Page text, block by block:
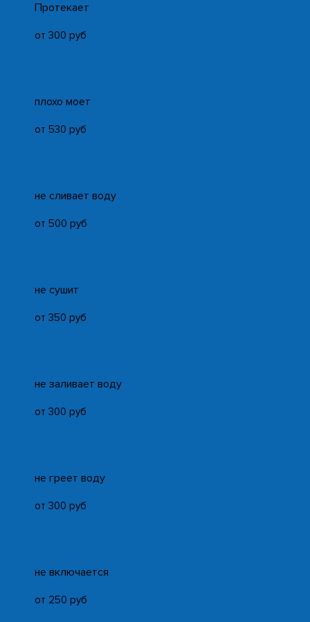
Протекает
от 300 руб
плохо моет
от 530 руб
не сливает воду
от 500 руб
не сушит
от 350 руб
не заливает воду
от 300 руб
не греет воду
от 300 руб
не включается
от 250 руб